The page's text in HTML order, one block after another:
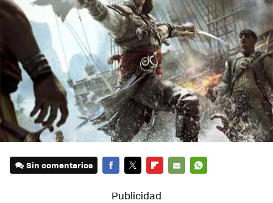
Sin comentarios